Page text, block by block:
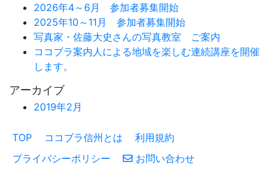
2026年4～6月 参加者募集開始
2025年10～11月 参加者募集開始
写真家・佐藤大史さんの写真教室 ご案内
ココブラ案内人による地域を楽しむ連続講座を開催
します。
アーカイブ
2019年2月
TOP ココブラ信州とは
利用規約
プライバシーポリシー
お問い合わせ